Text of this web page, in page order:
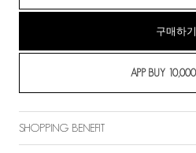
구매하기
SHOPPING BENEFIT